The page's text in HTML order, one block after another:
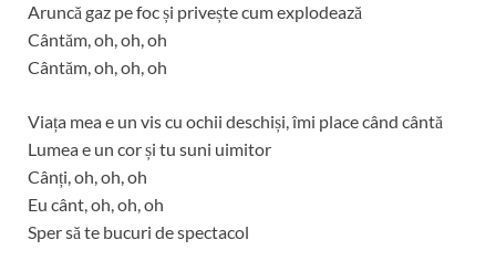
Aruncă gaz pe foc și privește cum explodează
Cântăm, oh, oh, oh
Cântăm, oh, oh, oh
Viața mea e un vis cu ochii deschiși, îmi place când cântă
Lumea e un cor și tu suni uimitor
Cânți, oh, oh, oh
Eu cânt, oh, oh, oh
Sper să te bucuri de spectacol